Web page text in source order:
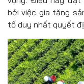
bởi việc gia tăng
tố duy nhất quyết